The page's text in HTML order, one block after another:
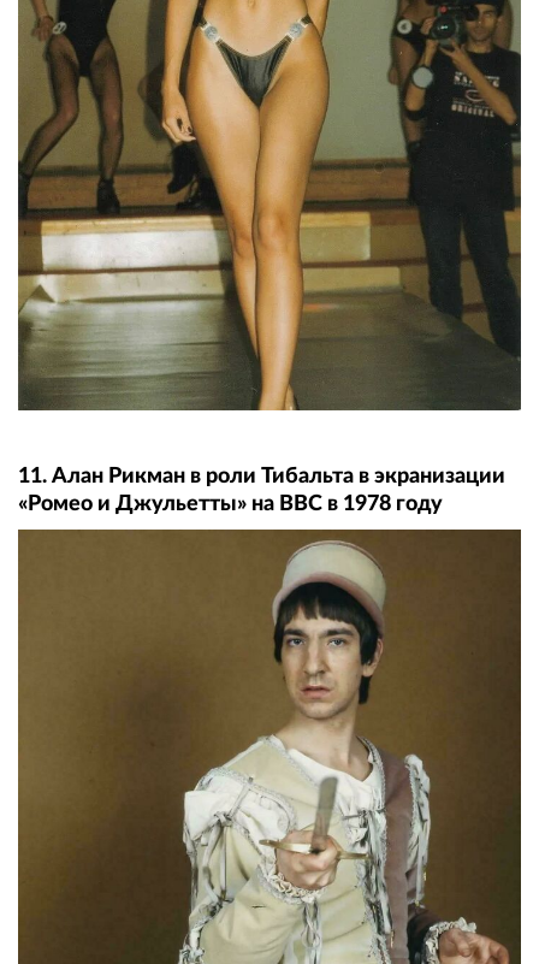
11. Алан Рикман в роли Тибальта в экранизации
«Ромео и Джульетты» на BBC в 1978 году